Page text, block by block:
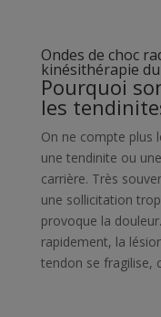
Ondes de choc
kinésithérapie
Pourquoi
les
On ne compte plus
une tendinite ou
carrière. Très
une sollicitation
provoque la
rapidement, la
tendon se fragilise,